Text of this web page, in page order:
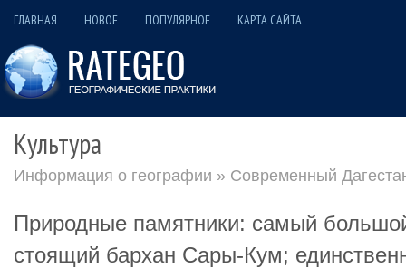
ГЛАВНАЯ НОВОЕ ПОПУЛЯРНОЕ КАРТА САЙТА
Культура
Информация о географии » Современный
Природные памятники: самый
стоящий бархан Сары-Кум;